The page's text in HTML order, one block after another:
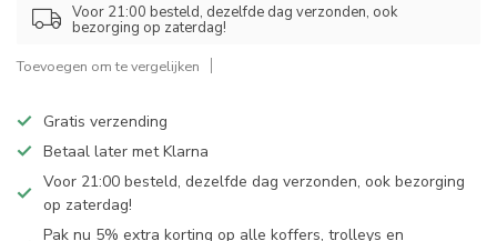
Voor 21:00 besteld, dezelfde dag verzonden, ook
bezorging op zaterdag!
Toevoegen om te vergelijken
Gratis verzending
Betaal later met Klarna
Voor 21:00 besteld, dezelfde dag verzonden, ook bezorging
op zaterdag!
Pak nu 5% extra korting op alle koffers, trolleys en